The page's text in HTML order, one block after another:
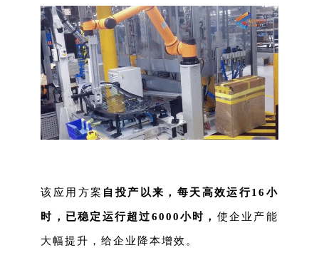
该应用方案 自投产以来，每天高效运行16小
时，已稳定运行超过6000小时， 使企业产能
大幅提升，给企业降本增效。